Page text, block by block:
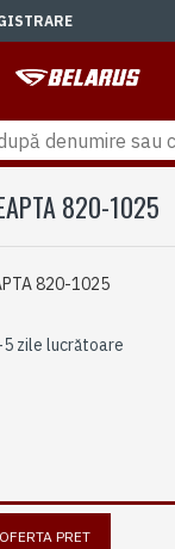
820-1025
zile lucrătoare
PRET